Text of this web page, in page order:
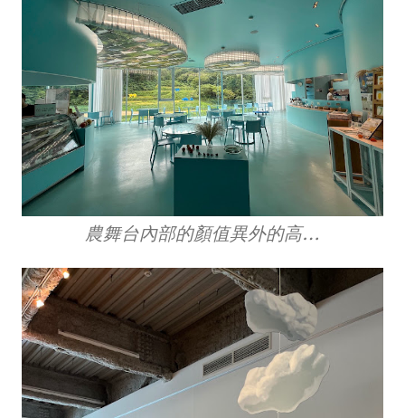
農舞台內部的顏值異外的高…